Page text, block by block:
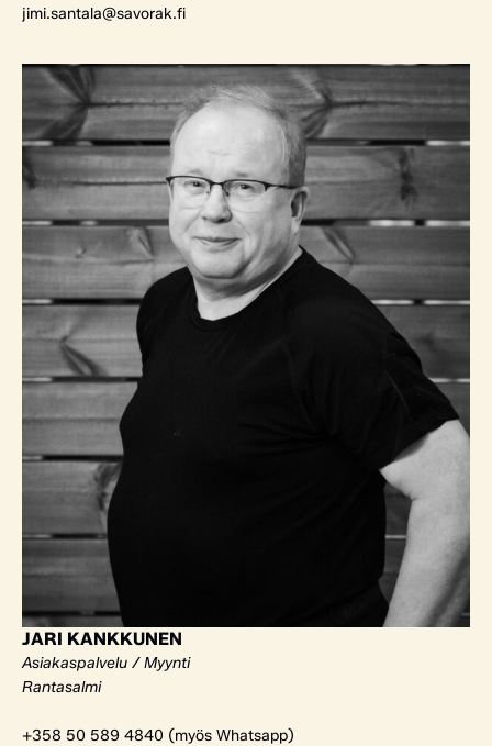
jimi.santala@savorak.fi
JARI KANKKUNEN
Asiakaspalvelu / Myynti
Rantasalmi
+358 50 589 4840 (myös Whatsapp)